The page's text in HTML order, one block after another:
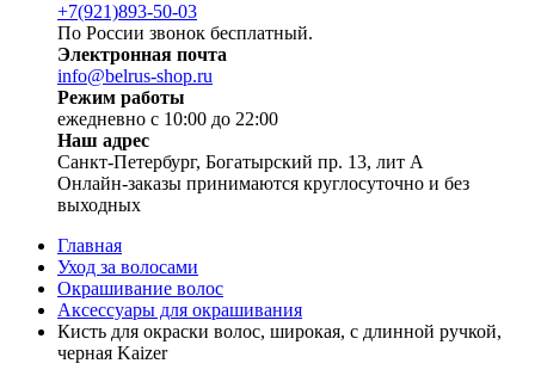
+7(921)893-50-03
По России звонок бесплатный.
Электронная почта
info@belrus-shop.ru
Режим работы
ежедневно с 10:00 до 22:00
Наш адрес
Санкт-Петербург, Богатырский пр. 13, лит А
Онлайн-заказы принимаются круглосуточно и без
выходных
Главная
Уход за волосами
Окрашивание волос
Аксессуары для окрашивания
Кисть для окраски волос, широкая, с длинной ручкой,
черная Kaizer